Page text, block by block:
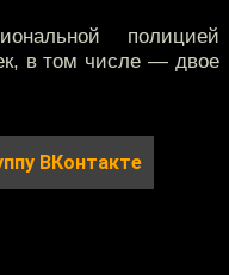
полицией
в том числе — двое
ВКонтакте